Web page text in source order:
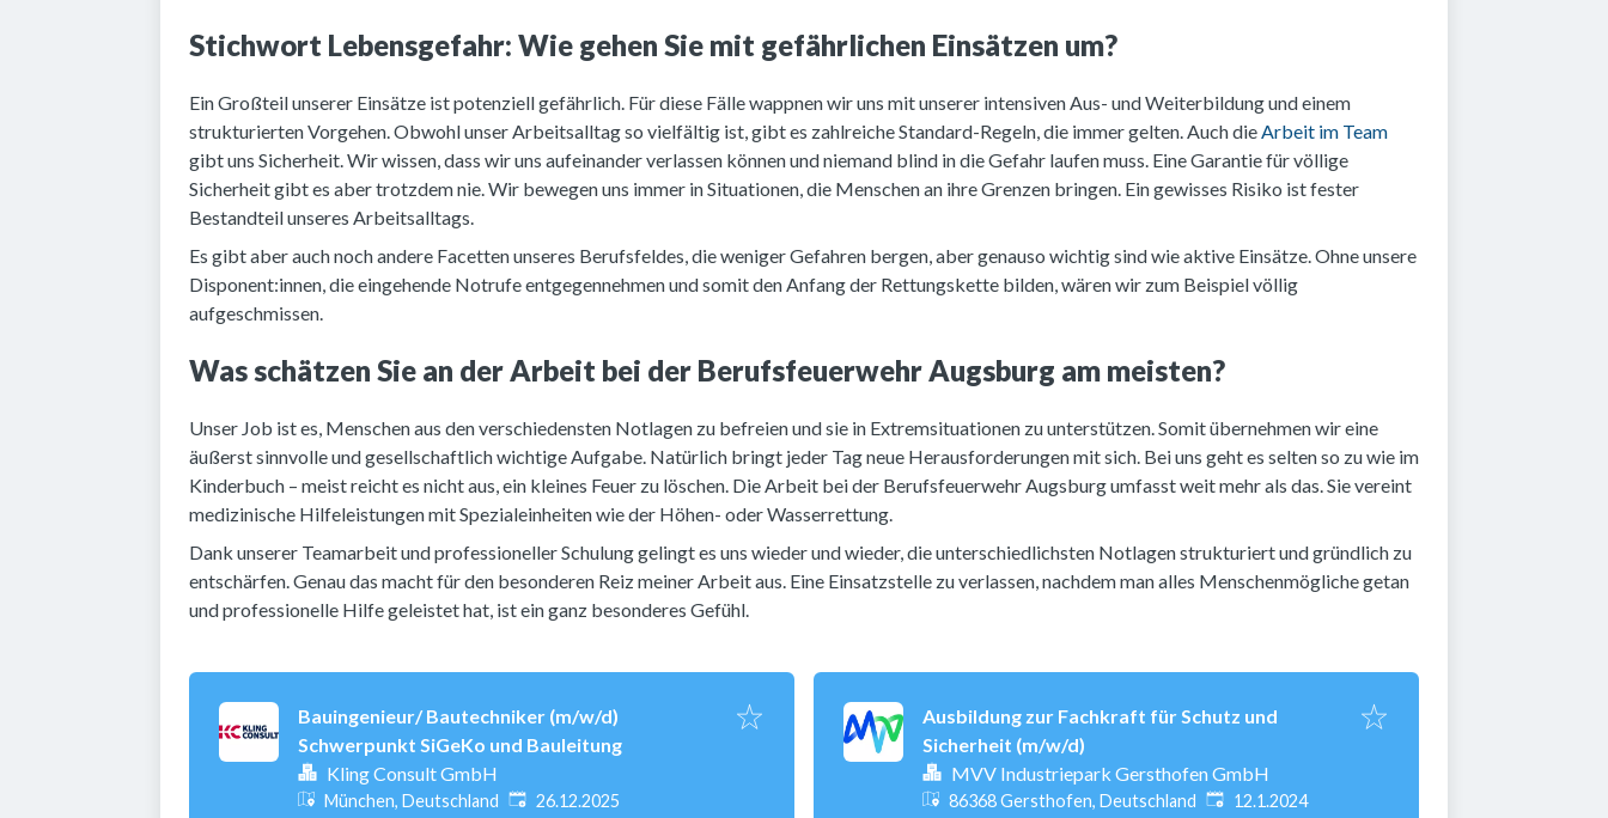
Stichwort Lebensgefahr: Wie gehen Sie mit gefährlichen Einsätzen um?
Ein Großteil unserer Einsätze ist potenziell gefährlich. Für diese Fälle wappnen wir uns mit unserer intensiven Aus- und Weiterbildung und einem
strukturierten Vorgehen. Obwohl unser Arbeitsalltag so vielfältig ist, gibt es zahlreiche Standard-Regeln, die immer gelten. Auch dieArbeit im Team
gibt uns Sicherheit. Wir wissen, dass wir uns aufeinander verlassen können und niemand blind in die Gefahr laufen muss. Eine Garantie für völlige
Sicherheit gibt es aber trotzdem nie. Wir bewegen uns immer in Situationen, die Menschen an ihre Grenzen bringen. Ein gewisses Risiko ist fester
Bestandteil unseres Arbeitsalltags.
Es gibt aber auch noch andere Facetten unseres Berufsfeldes, die weniger Gefahren bergen, aber genauso wichtig sind wie aktive Einsätze. Ohne unsere
Disponent:innen, die eingehende Notrufe entgegennehmen und somit den Anfang der Rettungskette bilden, wären wir zum Beispiel völlig
aufgeschmissen.
Was schätzen Sie an der Arbeit bei der Berufsfeuerwehr Augsburg am meisten?
Unser Job ist es, Menschen aus den verschiedensten Notlagen zu befreien und sie in Extremsituationen zu unterstützen. Somit übernehmen wir eine
äußerst sinnvolle und gesellschaftlich wichtige Aufgabe. Natürlich bringt jeder Tag neue Herausforderungen mit sich. Bei uns geht es selten so zu wie im
Kinderbuch – meist reicht es nicht aus, ein kleines Feuer zu löschen. Die Arbeit bei der Berufsfeuerwehr Augsburg umfasst weit mehr als das. Sie vereint
medizinische Hilfeleistungen mit Spezialeinheiten wie der Höhen- oder Wasserrettung.
Dank unserer Teamarbeit und professioneller Schulung gelingt es uns wieder und wieder, die unterschiedlichsten Notlagen strukturiert und gründlich zu
entschärfen. Genau das macht für den besonderen Reiz meiner Arbeit aus. Eine Einsatzstelle zu verlassen, nachdem man alles Menschenmögliche getan
und professionelle Hilfe geleistet hat, ist ein ganz besonderes Gefühl.
Bauingenieur/ Bautechniker (m/w/d)
Schwerpunkt SiGeKo und Bauleitung
Kling Consult GmbH
München, Deutschland Veröffentlicht
26.12.2025
Ausbildung zur Fachkraft für Schutz und
Sicherheit (m/w/d)
MVV Industriepark Gersthofen GmbH
86368 Gersthofen, Deutschland Veröffentlicht
12.1.2024